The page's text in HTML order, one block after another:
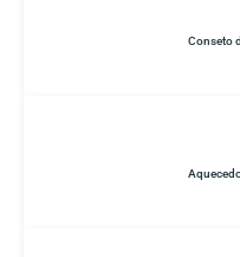
Conseto